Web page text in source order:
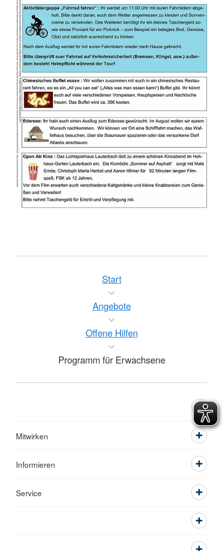
Start
Angebote
Offene Hilfen
Programm für Erwachsene
Mitwirken
Informieren
Service